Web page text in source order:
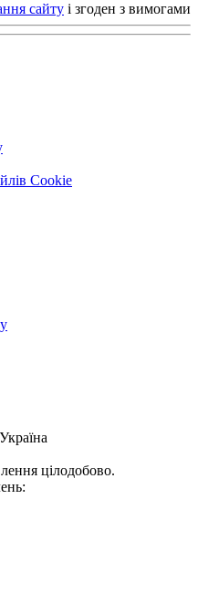
сайту і згоден з вимогами
Cookie
цілодобово.